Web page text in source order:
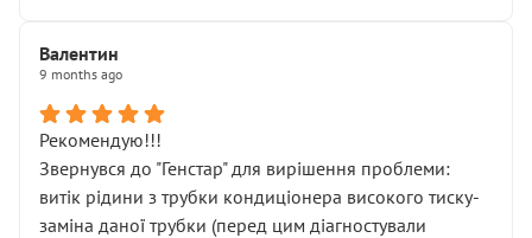
Валентин
9 months ago
Рекомендую!!!
Звернувся до "Генстар" для вирішення проблеми:
витік рідини з трубки кондиціонера високого тиску-
заміна даної трубки (перед цим діагностували